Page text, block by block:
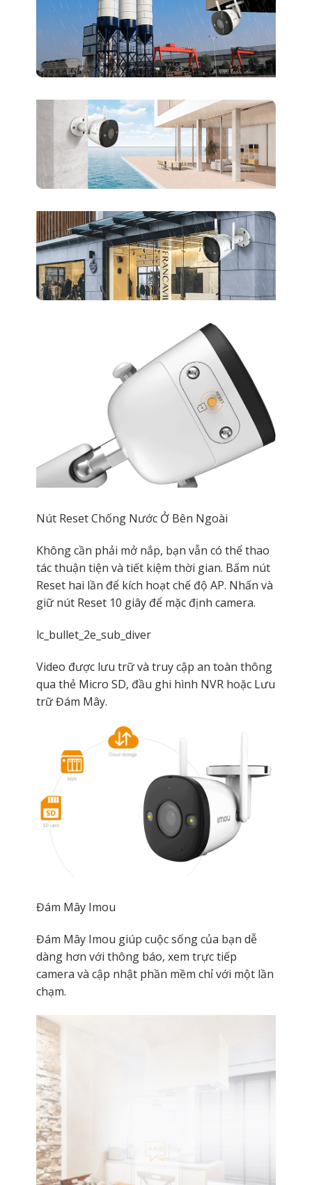
Nút Reset Chống Nước Ở Bên Ngoài
Không cần phải mở nắp, bạn vẫn có thể thao
tác thuận tiện và tiết kiệm thời gian. Bấm nút
Reset hai lần để kích hoạt chế độ AP. Nhấn và
giữ nút Reset 10 giây để mặc định camera.
lc_bullet_2e_sub_diver
Video được lưu trữ và truy cập an toàn thông
qua thẻ Micro SD, đầu ghi hình NVR hoặc Lưu
trữ Đám Mây.
Đám Mây Imou
Đám Mây Imou giúp cuộc sống của bạn dễ
dàng hơn với thông báo, xem trực tiếp
camera và cập nhật phần mềm chỉ với một lần
chạm.